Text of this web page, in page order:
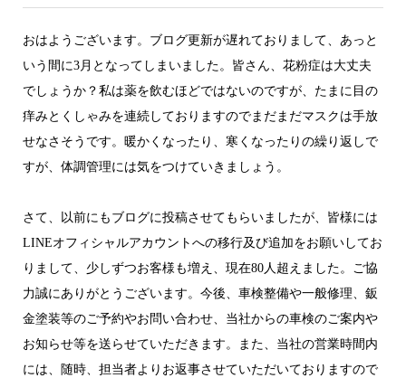
おはようございます。ブログ更新が遅れておりまして、あっと
いう間に3月となってしまいました。皆さん、花粉症は大丈夫
でしょうか？私は薬を飲むほどではないのですが、たまに目の
痒みとくしゃみを連続しておりますのでまだまだマスクは手放
せなさそうです。暖かくなったり、寒くなったりの繰り返しで
すが、体調管理には気をつけていきましょう。
さて、以前にもブログに投稿させてもらいましたが、皆様には
LINEオフィシャルアカウントへの移行及び追加をお願いしてお
りまして、少しずつお客様も増え、現在80人超えました。ご協
力誠にありがとうございます。今後、車検整備や一般修理、鈑
金塗装等のご予約やお問い合わせ、当社からの車検のご案内や
お知らせ等を送らせていただきます。また、当社の営業時間内
には、随時、担当者よりお返事させていただいておりますので